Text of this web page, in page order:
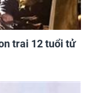
trai 12 tuổi tử